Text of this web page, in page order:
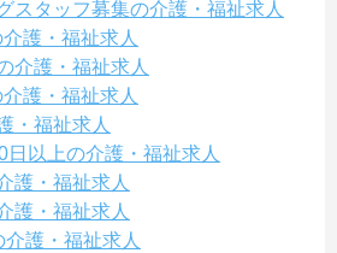
スタッフ募集の介護・福祉求人
護・福祉求人
介護・福祉求人
護・福祉求人
・福祉求人
以上の介護・福祉求人
護・福祉求人
護・福祉求人
護・福祉求人